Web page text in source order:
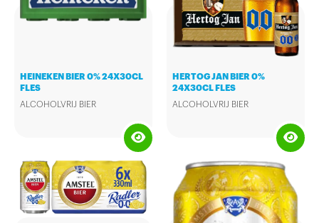
HEINEKEN BIER 0% 24X30CL
FLES
ALCOHOLVRIJ BIER
Proost op 150 jaar gezelligheid
met Heineken®! Heineken®
0.0%, proef de verfrissing van
een alcoholvrij biertje, dankzij
de karakteristieke fruittonen en
een licht bittere afdronk.
Heineken 0.0, 100% heerlijk, 0%
alcohol.
HERTOG JAN BIER 0%
24X30CL FLES
ALCOHOLVRIJ BIER
Hertog Jan 0.0 is gebrouwen
met dezelfde ingrediënten als
de Pilsener. Uitgebalanceerd in
smaak en met een licht bittertje.
Fruitig en heerlijk verfrissend.
Een 0.0 gebrouwen Uit Liefde
voor Bier.